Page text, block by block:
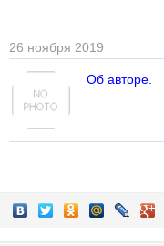
26 ноября 2019
Об авторе.